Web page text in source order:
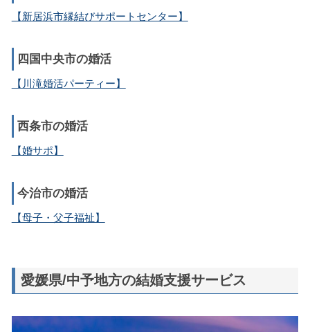
【新居浜市縁結びサポートセンター】
四国中央市の婚活
【川滝婚活パーティー】
西条市の婚活
【婚サポ】
今治市の婚活
【母子・父子福祉】
愛媛県/中予地方の結婚支援サービス